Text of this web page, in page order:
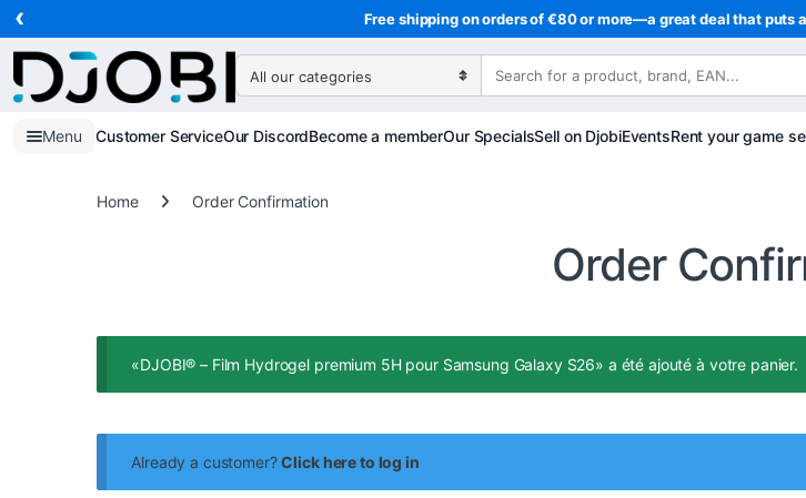
Skip to navigation
Skip to content
‹ Free shipping on orders of €80 or more—a great deal that puts
Search for:
Menu Customer ServiceOur DiscordBecome a memberOur SpecialsSell on DjobiEventsRent your game
Home Order Confirmation
Order
«DJOBI® – Film Hydrogel premium 5H pour Samsung Galaxy S26» a été ajouté à votre panier.
Already a customer?Click here to log in